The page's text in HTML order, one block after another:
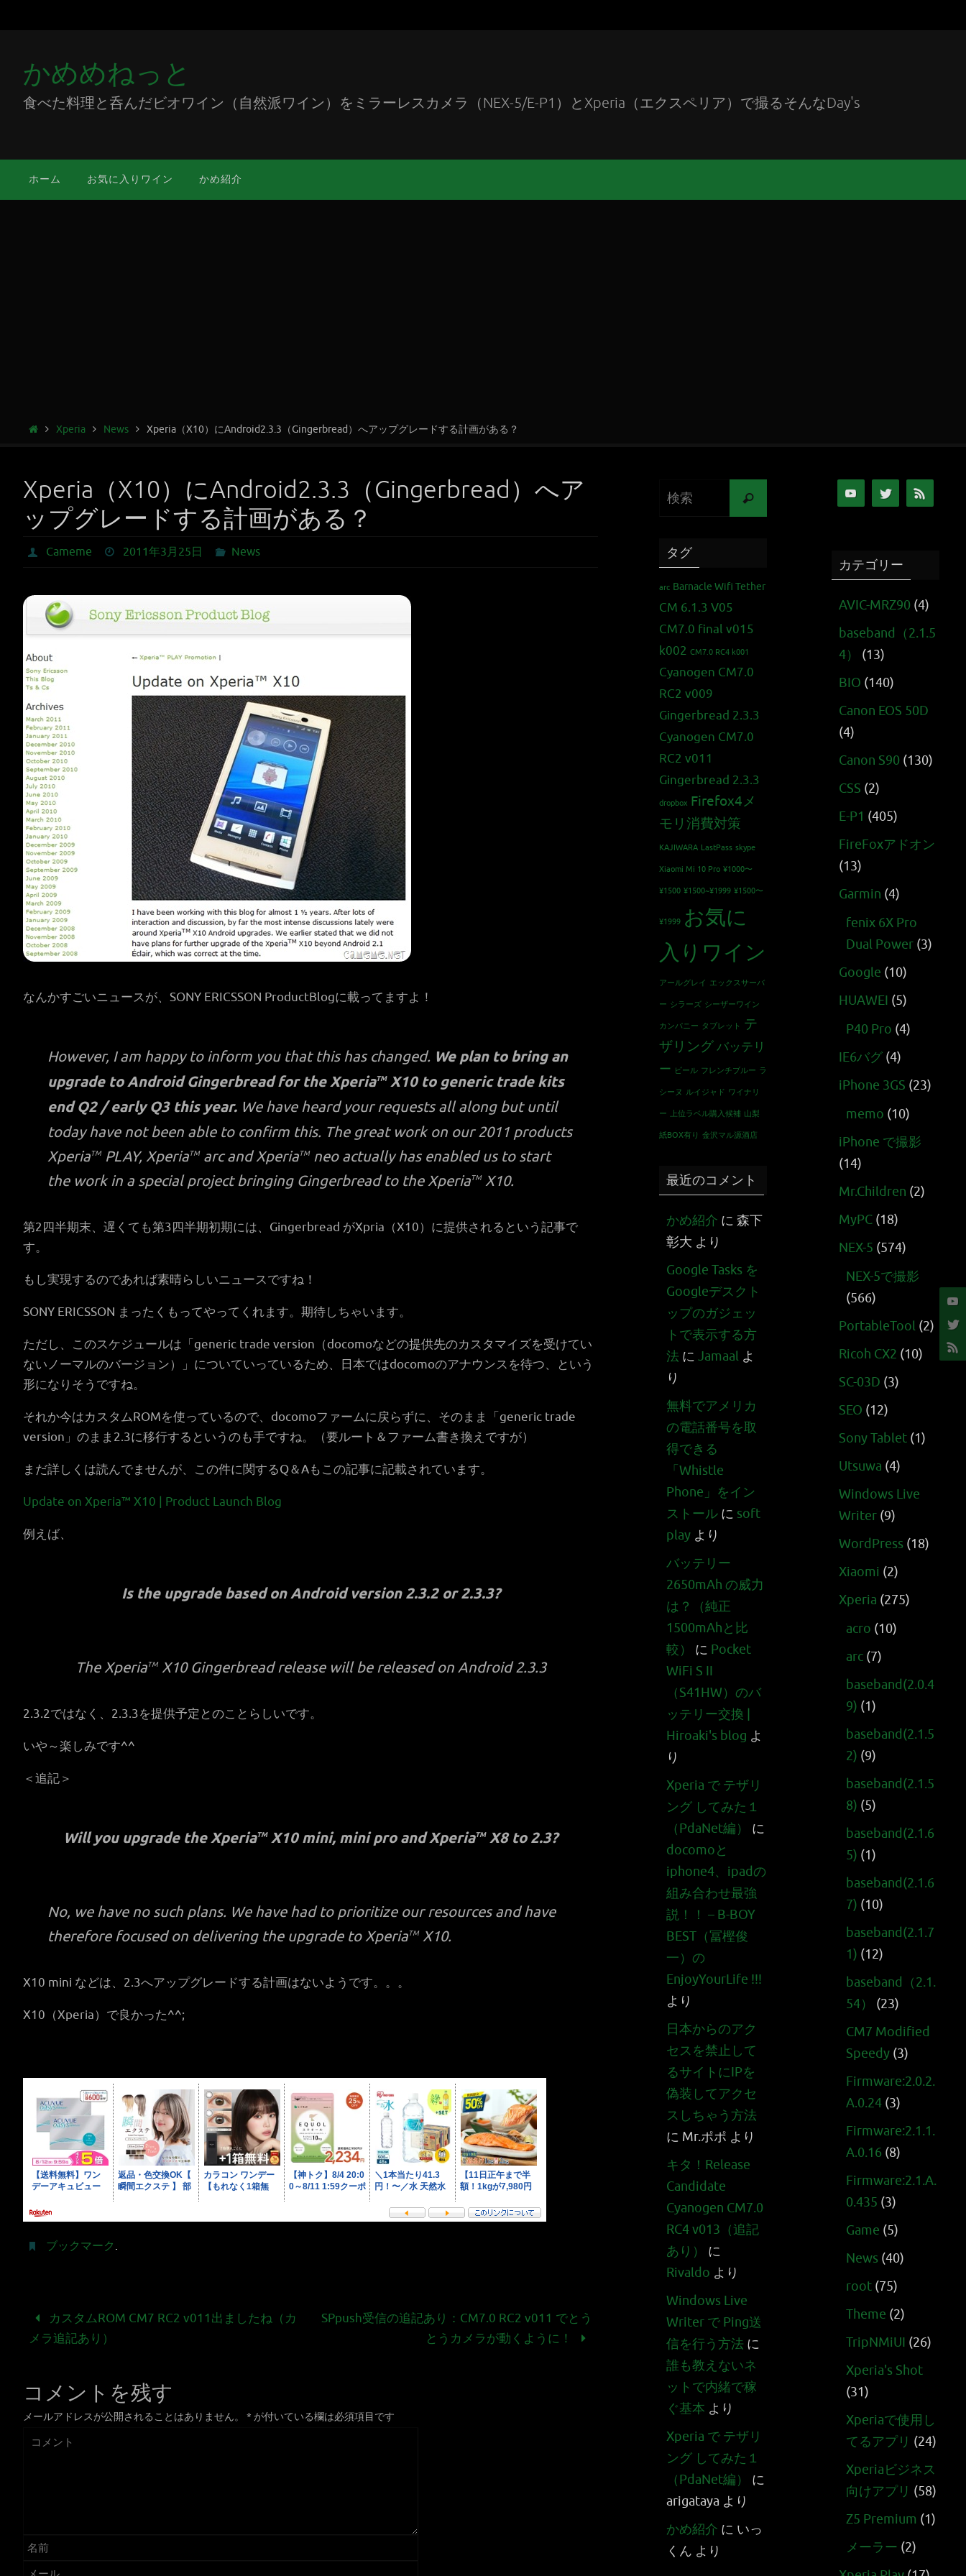
かめめねっと
食べた料理と呑んだビオワイン（自然派ワイン）をミラーレスカメラ（NEX-5/E-P1）とXperia（エクスペリア）で撮るそんなDay's
ホーム お気に入りワイン かめ紹介
Xperia News Xperia（X10）にAndroid2.3.3（Gingerbread）へアップグレードする計画がある？
Xperia（X10）にAndroid2.3.3（Gingerbread）へア
ップグレードする計画がある？
Cameme 2011年3月25日 News
なんかすごいニュースが、SONY ERICSSON ProductBlogに載ってますよ！
However, I am happy to inform you that this has changed. We plan to bring an
upgrade to Android Gingerbread for theXperiaTMX10 to generic trade kits
end Q2 / early Q3 this year. We have heard your requests all along but until
today have not been able to confirm this. The great work on our 2011 products
XperiaTMPLAY, XperiaTMarc and XperiaTMneo actually has enabled us to start
the work in a special project bringing Gingerbread to the XperiaTMX10.
第2四半期末、遅くても第3四半期初期には、Gingerbread がXpria（X10）に提供されるという記事で
す。
もし実現するのであれば素晴らしいニュースですね！
SONY ERICSSON まったくもってやってくれます。期待しちゃいます。
ただし、このスケジュールは「generic trade version（docomoなどの提供先のカスタマイズを受けてい
ないノーマルのバージョン）」についていっているため、日本ではdocomoのアナウンスを待つ、という
形になりそうですね。
それか今はカスタムROMを使っているので、docomoファームに戻らずに、そのまま「generic trade
version」のまま2.3に移行するというのも手ですね。（要ルート＆ファーム書き換えですが）
まだ詳しくは読んでませんが、この件に関するQ＆Aもこの記事に記載されています。
Update on Xperia™ X10 | Product Launch Blog
例えば、
Is the upgrade based on Android version 2.3.2 or 2.3.3?
The XperiaTMX10 Gingerbread release will be released on Android 2.3.3
2.3.2ではなく、2.3.3を提供予定とのことらしいです。
いや～楽しみです^^
＜追記＞
Will you upgrade the XperiaTMX10 mini, mini pro and XperiaTMX8 to 2.3?
No, we have no such plans. We have had to prioritize our resources and have
therefore focused on delivering the upgrade to XperiaTMX10.
X10 mini などは、2.3へアップグレードする計画はないようです。。。
X10（Xperia）で良かった^^;
ブックマーク .
カスタムROM CM7 RC2 v011出ましたね（カ
メラ追記あり）
SPpush受信の追記あり：CM7.0 RC2 v011 でとう
とうカメラが動くように！
コメントを残す
メールアドレスが公開されることはありません。 * が付いている欄は必須項目です
タグ
arc Barnacle Wifi Tether
CM 6.1.3 V05
CM7.0 final v015
k002 CM7.0 RC4 k001
Cyanogen CM7.0
RC2 v009
Gingerbread 2.3.3
Cyanogen CM7.0
RC2 v011
Gingerbread 2.3.3
dropbox Firefox4メ
モリ消費対策
KAJIWARA LastPass skype
Xiaomi Mi 10 Pro ¥1000〜
¥1500 ¥1500~¥1999 ¥1500〜
¥1999 お気に
入りワイン
アールグレイ エックスサーバ
ー シラーズ シーザーワイン
カンパニー タブレット
テ
ザリングバッテリ
ー ビール フレンチブルー ラ
シーヌ ルイジャド ワイナリ
ー 上位ラベル購入候補 山梨
紙BOX有り 金沢マル源酒店
最近のコメント
かめ紹介 に 森下
彰大 より
Google Tasks を
Googleデスクト
ップのガジェッ
トで表示する方
法 に Jamaal よ
り
無料でアメリカ
の電話番号を取
得できる
「Whistle
Phone」をイン
ストール に soft
play より
バッテリー
2650mAh の威力
は？（純正
1500mAhと比
較）
に Pocket
WiFi S II
（S41HW）のバ
ッテリー交換 |
Hiroaki's blog よ
り
Xperia で テザリ
ング してみた１
（PdaNet編）
に
docomoと
iphone4、ipadの
組み合わせ最強
説！！ – B-BOY
BEST（冨樫俊
一）の
EnjoyYourLife !!!
より
日本からのアク
セスを禁止して
るサイトにIPを
偽装してアクセ
スしちゃう方法
に Mr.ポポ より
キタ！Release
Candidate
Cyanogen CM7.0
RC4 v013（追記
あり）
に
Rivaldo より
Windows Live
Writer で Ping送
信を行う方法 に
誰も教えないネ
ットで内緒で稼
ぐ基本 より
Xperia で テザリ
ング してみた１
（PdaNet編）
に
arigataya より
かめ紹介 に いっ
くん より
カテゴリー
AVIC-MRZ90 (4)
baseband（2.1.5
4）
(13)
BIO (140)
Canon EOS 50D
(4)
Canon S90 (130)
CSS (2)
E-P1 (405)
FireFoxアドオン
(13)
Garmin (4)
fenix 6X Pro
Dual Power (3)
Google (10)
HUAWEI (5)
P40 Pro (4)
IE6バグ (4)
iPhone 3GS (23)
memo (10)
iPhone で撮影
(14)
Mr.Children (2)
MyPC (18)
NEX-5 (574)
NEX-5で撮影
(566)
PortableTool (2)
Ricoh CX2 (10)
SC-03D (3)
SEO (12)
Sony Tablet (1)
Utsuwa (4)
Windows Live
Writer (9)
WordPress (18)
Xiaomi (2)
Xperia (275)
acro (10)
arc (7)
baseband(2.0.4
9) (1)
baseband(2.1.5
2) (9)
baseband(2.1.5
8) (5)
baseband(2.1.6
5) (1)
baseband(2.1.6
7) (10)
baseband(2.1.7
1) (12)
baseband（2.1.
54）
(23)
CM7 Modified
Speedy (3)
Firmware:2.0.2.
A.0.24 (3)
Firmware:2.1.1.
A.0.16 (8)
Firmware:2.1.A.
0.435 (3)
Game (5)
News (40)
root (75)
Theme (2)
TripNMiUI (26)
Xperia's Shot
(31)
Xperiaで使用し
てるアプリ (24)
Xperiaビジネス
向けアプリ (58)
Z5 Premium (1)
メーラー (2)